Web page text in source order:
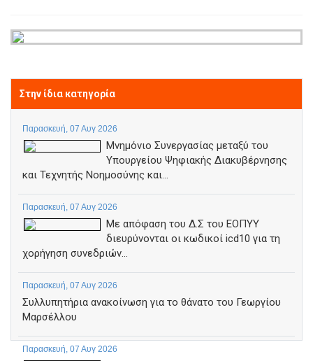
Στην ίδια κατηγορία
Παρασκευή, 07 Αυγ 2026
Μνημόνιο Συνεργασίας μεταξύ του
Υπουργείου Ψηφιακής Διακυβέρνησης
και Τεχνητής Νοημοσύνης και...
Παρασκευή, 07 Αυγ 2026
Με απόφαση του Δ.Σ του ΕΟΠΥΥ
διευρύνονται οι κωδικοί icd10 για τη
χορήγηση συνεδριών...
Παρασκευή, 07 Αυγ 2026
Συλλυπητήρια ανακοίνωση για το θάνατο του Γεωργίου
Μαρσέλλου
Παρασκευή, 07 Αυγ 2026